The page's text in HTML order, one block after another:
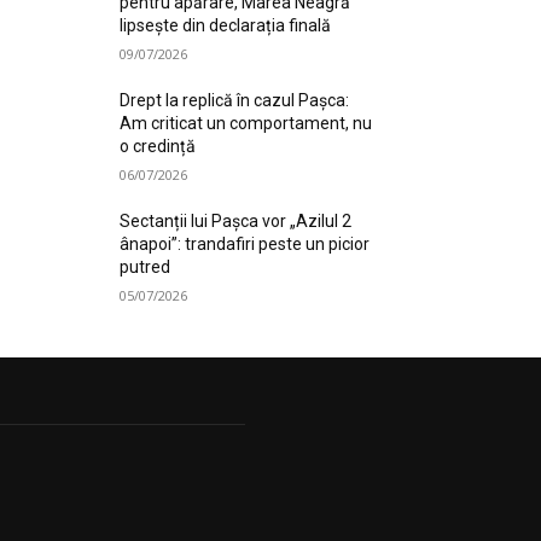
lipsește din declarația finală
09/07/2026
Drept la replică în cazul Pașca:
Am criticat un comportament, nu
o credință
06/07/2026
Sectanții lui Pașca vor „Azilul 2
ânapoi”: trandafiri peste un picior
putred
05/07/2026